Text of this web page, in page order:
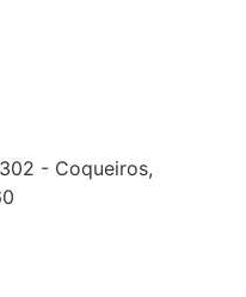
- Coqueiros,